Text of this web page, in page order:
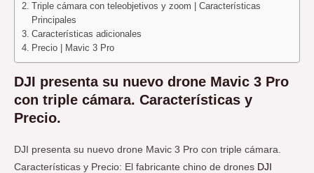
Triple cámara con teleobjetivos y zoom | Características
Principales
Características adicionales
Precio | Mavic 3 Pro
DJI presenta su nuevo drone Mavic 3 Pro
con triple cámara. Características y
Precio.
DJI presenta su nuevo drone Mavic 3 Pro con triple cámara.
Características y Precio: El fabricante chino de drones DJI